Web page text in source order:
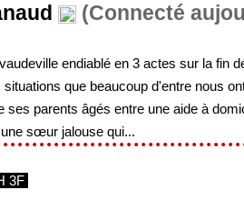
(Connecté
endiablé en 3 actes sur la fin
que beaucoup d'entre nous
ses parents âgés entre une aide à
sœur jalouse qui...
3F